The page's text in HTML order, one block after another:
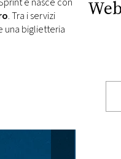
. Tra i servizi
una biglietteria